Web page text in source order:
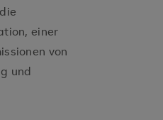
einer
von
und